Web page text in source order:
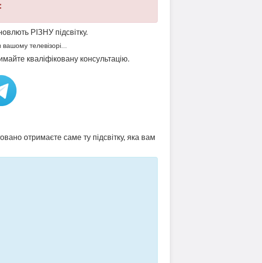
РІЗНУ підсвітку.
телевізорі...
кваліфіковану консультацію.
отримаєте саме ту підсвітку, яка вам